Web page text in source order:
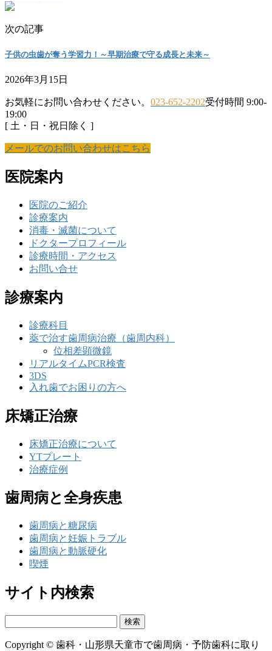
次の記事
子供の虫歯が奪う学習力！～早期治療で守る成長と未来～
2026年3月15日
お気軽にお問い合わせください。 023-652-2202受付時間 9:00-
19:00
[ 土・日・祝日除く ]
メールでのお問い合わせはこちら
医院案内
医院のご紹介
診療案内
消毒・滅菌について
ドクタープロフィール
診療時間・アクセス
お問い合せ
診療案内
診療科目
薬で治す歯周病治療（歯周内科）
位相差顕微鏡
リアルタイムPCR検査
3DS
入れ歯でお困りの方へ
床矯正治療
床矯正治療について
YTプレート
治療症例
歯周病と全身疾患
歯周病と糖尿病
歯周病と妊娠トラブル
歯周病と動脈硬化
喫煙
サイト内検索
Copyright © 歯科・山形県天童市で歯周病・予防歯科に取り